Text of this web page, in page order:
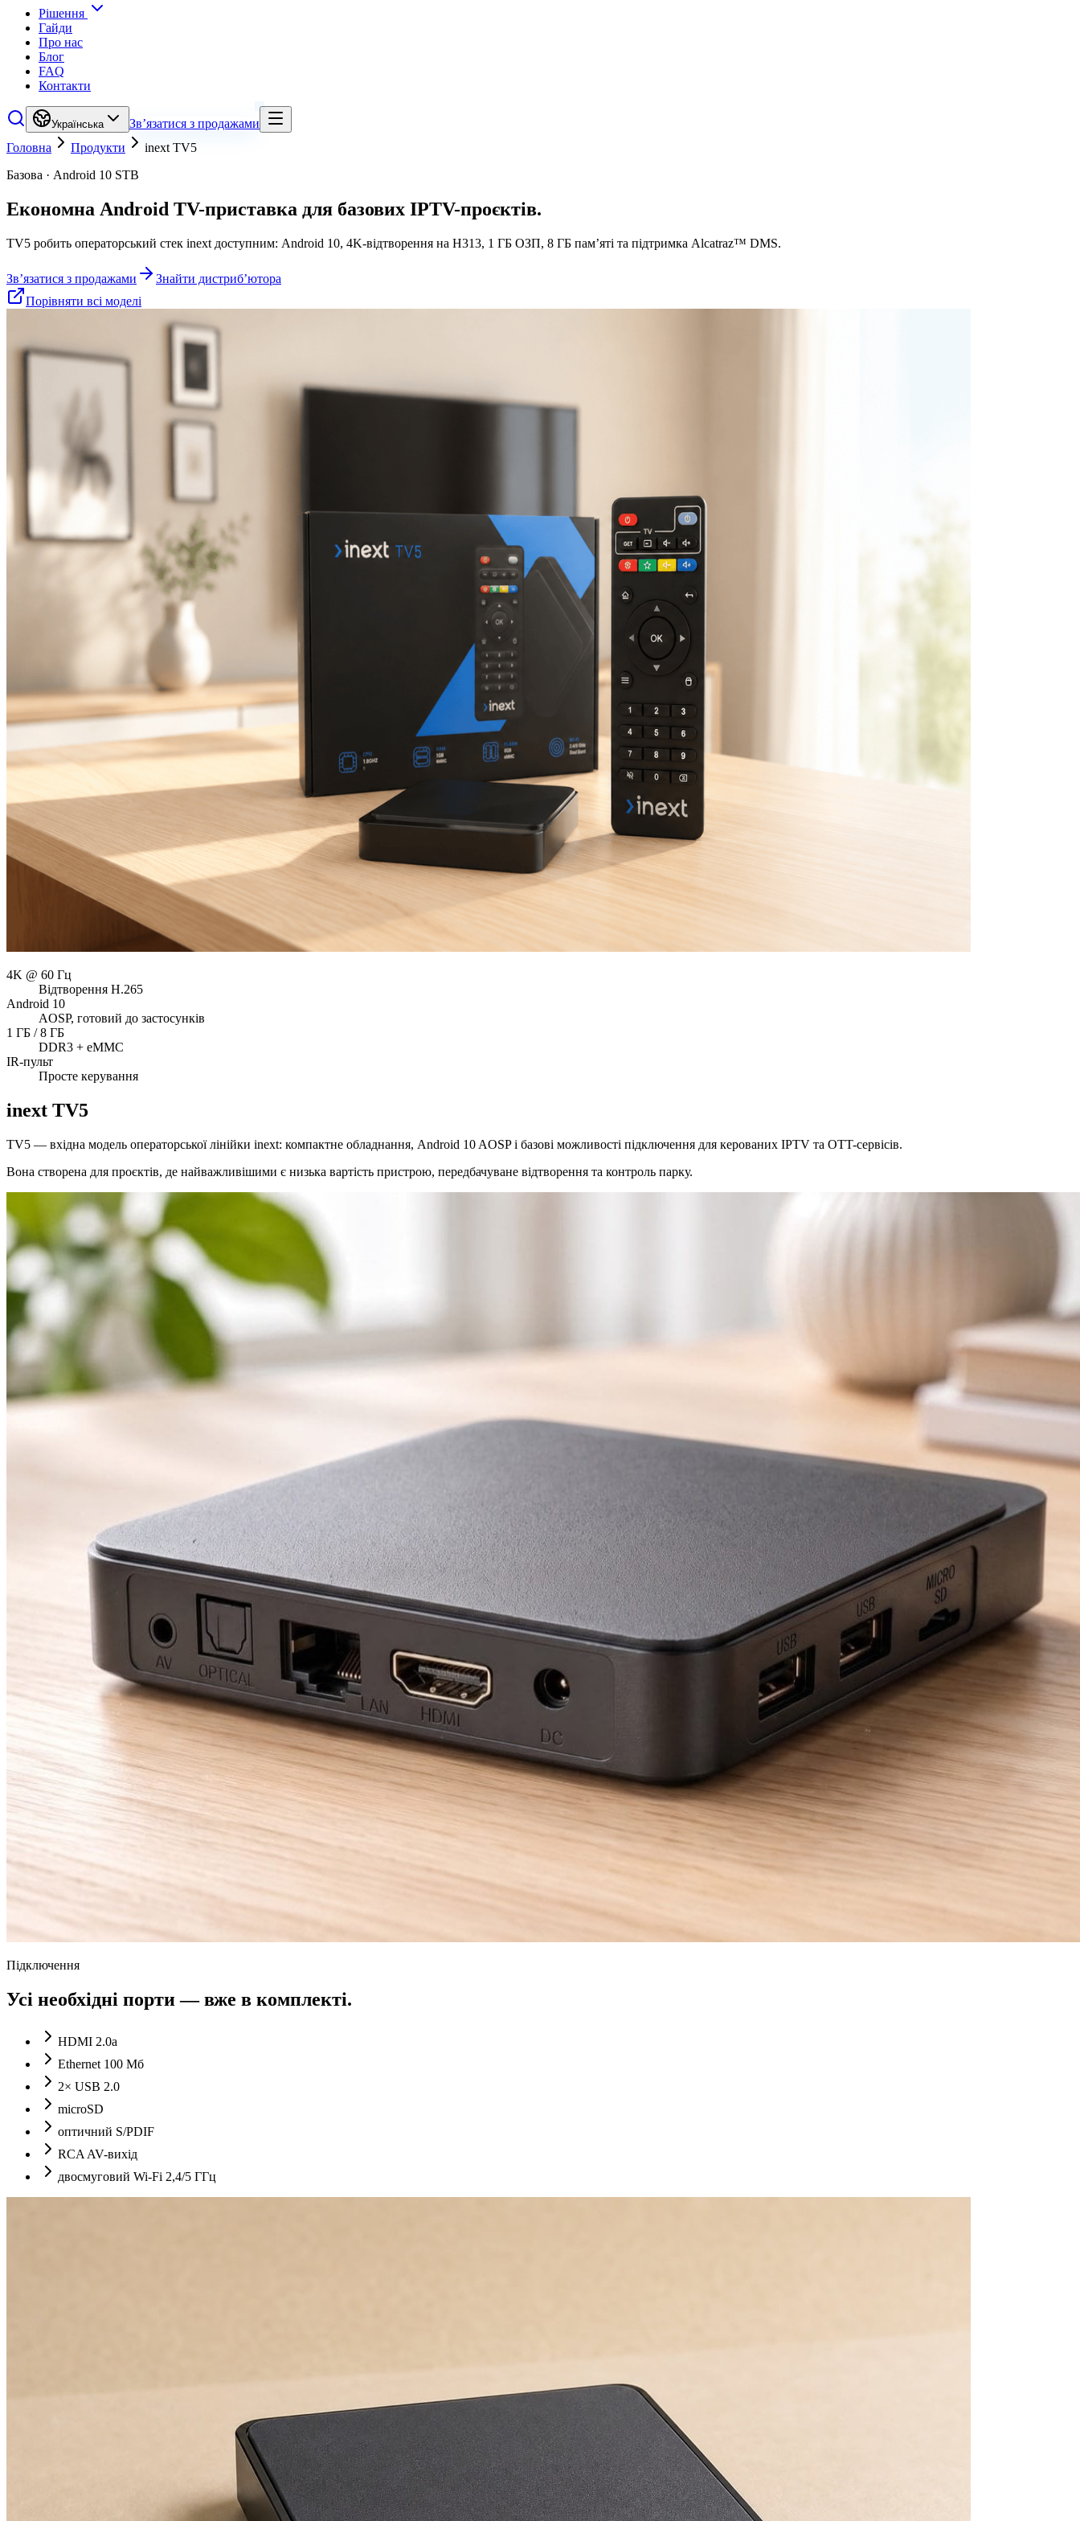
Рішення
Гайди
Про нас
Блог
FAQ
Контакти
Українська
Зв’язатися з продажами
Головна
Продукти
inext TV5
Базова · Android 10 STB
Економна Android TV-приставка для базових IPTV-проєктів.
TV5 робить операторський стек inext доступним: Android 10, 4K-відтворення на H313, 1 ГБ ОЗП, 8 ГБ пам’яті та підтримка Alcatraz™ DMS.
Зв’язатися з продажами
Знайти дистриб’ютора
Порівняти всі моделі
4K @ 60 Гц
Відтворення H.265
Android 10
AOSP, готовий до застосунків
1 ГБ / 8 ГБ
DDR3 + eMMC
IR-пульт
Просте керування
inext TV5
TV5 — вхідна модель операторської лінійки inext: компактне обладнання, Android 10 AOSP і базові можливості підключення для керованих IPTV та OTT-сервісів.
Вона створена для проєктів, де найважливішими є низька вартість пристрою, передбачуване відтворення та контроль парку.
Підключення
Усі необхідні порти — вже в комплекті.
HDMI 2.0a
Ethernet 100 Мб
2× USB 2.0
microSD
оптичний S/PDIF
RCA AV-вихід
двосмуговий Wi-Fi 2,4/5 ГГц